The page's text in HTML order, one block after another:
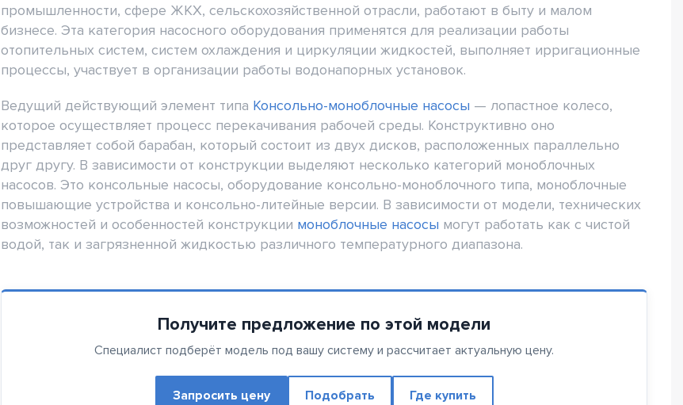
промышленности, сфере ЖКХ, сельскохозяйственной отрасли, работают в быту и малом
бизнесе. Эта категория насосного оборудования применятся для реализации работы
отопительных систем, систем охлаждения и циркуляции жидкостей, выполняет ирригационные
процессы, участвует в организации работы водонапорных установок.
Ведущий действующий элемент типа Консольно-моноблочные насосы — лопастное колесо,
которое осуществляет процесс перекачивания рабочей среды. Конструктивно оно
представляет собой барабан, который состоит из двух дисков, расположенных параллельно
друг другу. В зависимости от конструкции выделяют несколько категорий моноблочных
насосов. Это консольные насосы, оборудование консольно-моноблочного типа, моноблочные
повышающие устройства и консольно-литейные версии. В зависимости от модели, технических
возможностей и особенностей конструкции моноблочные насосы могут работать как с чистой
водой, так и загрязненной жидкостью различного температурного диапазона.
Получите предложение по этой модели
Специалист подберёт модель под вашу систему и рассчитает актуальную цену.
Запросить цену Подобрать Где купить